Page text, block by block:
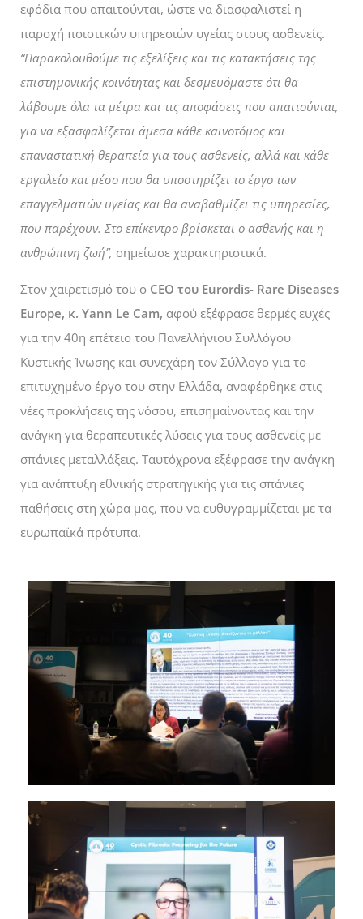
εφόδια που απαιτούνται, ώστε να διασφαλιστεί η
παροχή ποιοτικών υπηρεσιών υγείας στους ασθενείς.
“Παρακολουθούμε τις εξελίξεις και τις κατακτήσεις της
επιστημονικής κοινότητας και δεσμευόμαστε ότι θα
λάβουμε όλα τα μέτρα και τις αποφάσεις που απαιτούνται,
για να εξασφαλίζεται άμεσα κάθε καινοτόμος και
επαναστατική θεραπεία για τους ασθενείς, αλλά και κάθε
εργαλείο και μέσο που θα υποστηρίζει το έργο των
επαγγελματιών υγείας και θα αναβαθμίζει τις υπηρεσίες,
που παρέχουν. Στο επίκεντρο βρίσκεται ο ασθενής και η
ανθρώπινη ζωή”, σημείωσε χαρακτηριστικά.
Στον χαιρετισμό του ο CEO του Eurordis- Rare Diseases
Europe, κ. Yann Le Cam, αφού εξέφρασε θερμές ευχές
για την 40η επέτειο του Πανελλήνιου Συλλόγου
Κυστικής Ίνωσης και συνεχάρη τον Σύλλογο για το
επιτυχημένο έργο του στην Ελλάδα, αναφέρθηκε στις
νέες προκλήσεις της νόσου, επισημαίνοντας και την
ανάγκη για θεραπευτικές λύσεις για τους ασθενείς με
σπάνιες μεταλλάξεις. Ταυτόχρονα εξέφρασε την ανάγκη
για ανάπτυξη εθνικής στρατηγικής για τις σπάνιες
παθήσεις στη χώρα μας, που να ευθυγραμμίζεται με τα
ευρωπαϊκά πρότυπα.